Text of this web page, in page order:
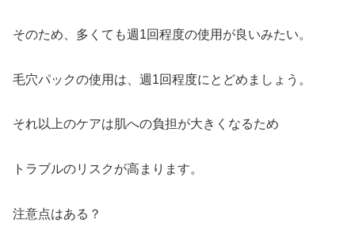
そのため、多くても週1回程度の使用が良いみたい。
毛穴パックの使用は、週1回程度にとどめましょう。
それ以上のケアは肌への負担が大きくなるため
トラブルのリスクが高まります。
注意点はある？